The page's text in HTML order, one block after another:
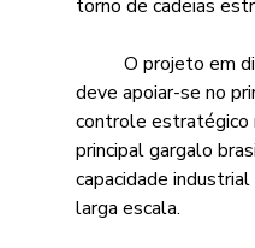
torno de cadeias
deve apoiar-se no
controle estratégico
principal gargalo
capacidade
larga escala.